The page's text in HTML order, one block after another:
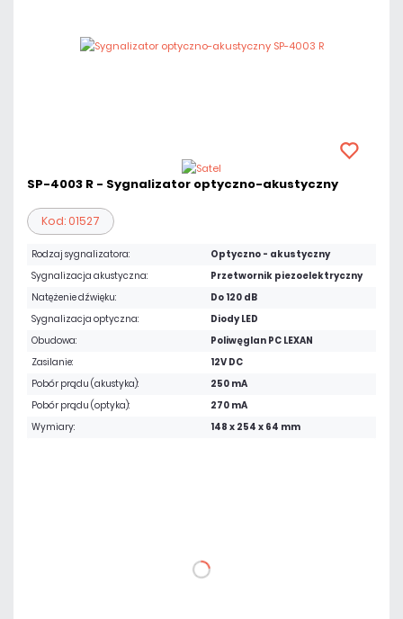
SP-4003 R - Sygnalizator optyczno-akustyczny
Kod: 01527
Rodzaj sygnalizatora:
Optyczno - akustyczny
Sygnalizacja akustyczna:
Przetwornik piezoelektryczny
Natężenie dźwięku:
Do 120 dB
Sygnalizacja optyczna:
Diody LED
Obudowa:
Poliwęglan PC LEXAN
Zasilanie:
12V DC
Pobór prądu (akustyka):
250 mA
Pobór prądu (optyka):
270 mA
Wymiary:
148 x 254 x 64 mm
DO KOSZYKA